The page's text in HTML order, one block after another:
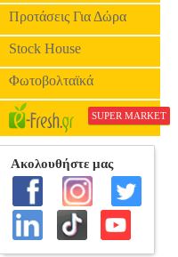
Προτάσεις Για Δώρα
Stock House
Φωτοβολταϊκά
SUPER MARKET